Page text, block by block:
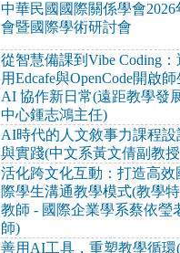
中華民國國際關係學會2026
會暨國際學術研討會
從智慧備課到Vibe Coding：
用Edcafe與OpenCode開啟師
AI 協作新日常(遠距教學發
中心鍾志鴻主任)
AI時代的人文敘事力課程設
與實踐(中文系黃文倩副教
活化跨文化互動：打造高效
際學生溝通教學模式(教學
教師 - 國際企業學系蔡依瑩
師)
善用AI工具，重塑教學循環